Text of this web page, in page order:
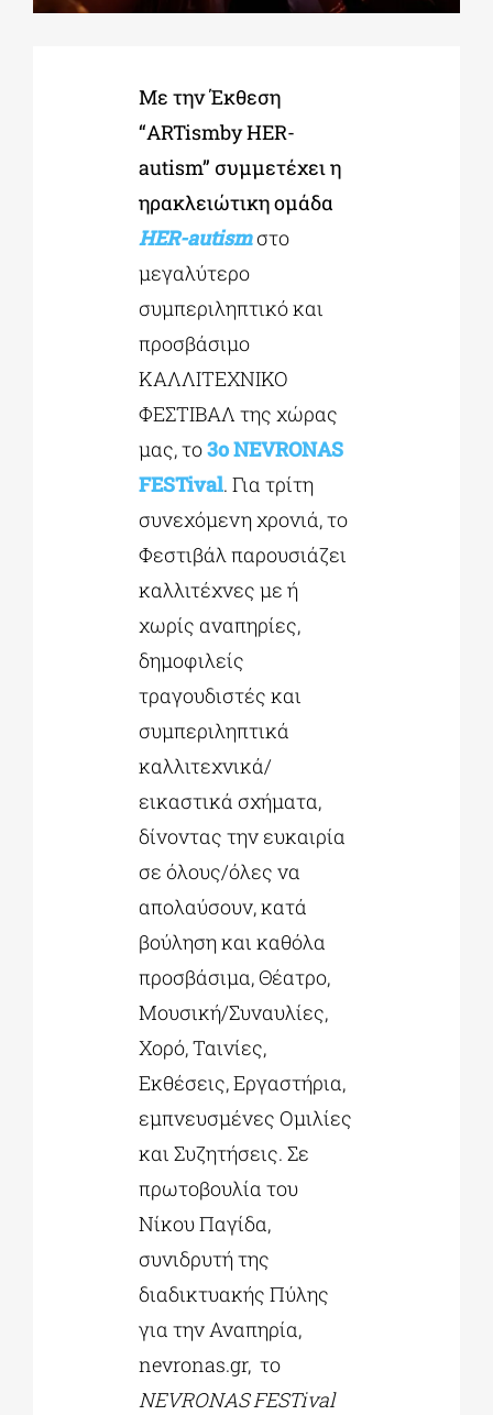
ΕΚΠΑΙΔΕΥΤΙΚΑ ΙΔΡΥΜΑΤΑ
ΠΟΛΙΤΙΣΤΙΚΟΙ ΦΟΡΕΙΣ
Με την Έκθεση
“ARTismby HER-
autism” συμμετέχει η
ηρακλειώτικη ομάδα
HER-autismστο
μεγαλύτερο
συμπεριληπτικό και
προσβάσιμο
ΚΑΛΛΙΤΕΧΝΙΚΟ
ΦΕΣΤΙΒΑΛ της χώρας
μας, το3ο NEVRONAS
FESTival. Για τρίτη
συνεχόμενη χρονιά, το
Φεστιβάλ παρουσιάζει
καλλιτέχνες με ή
χωρίς αναπηρίες,
δημοφιλείς
τραγουδιστές και
συμπεριληπτικά
καλλιτεχνικά/
εικαστικά σχήματα,
δίνοντας την ευκαιρία
σε όλους/όλες να
απολαύσουν, κατά
βούληση και καθόλα
προσβάσιμα, Θέατρο,
Μουσική/Συναυλίες,
Χορό, Ταινίες,
Εκθέσεις, Εργαστήρια,
εμπνευσμένες Ομιλίες
και Συζητήσεις. Σε
πρωτοβουλία του
Νίκου Παγίδα,
συνιδρυτή της
διαδικτυακής Πύλης
για την Αναπηρία,
nevronas.gr, το
NEVRONAS FESTival